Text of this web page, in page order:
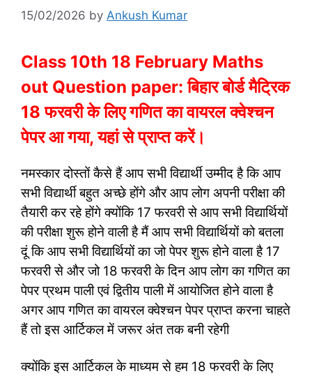
15/02/2026 by Ankush Kumar
Class 10th 18 February Maths
out Question paper: बिहार बोर्ड मैट्रिक
18 फरवरी के लिए गणित का वायरल क्वेश्चन
पेपर आ गया, यहां से प्राप्त करें।
नमस्कार दोस्तों कैसे हैं आप सभी विद्यार्थी उम्मीद है कि आप
सभी विद्यार्थी बहुत अच्छे होंगे और आप लोग अपनी परीक्षा की
तैयारी कर रहे होंगे क्योंकि 17 फरवरी से आप सभी विद्यार्थियों
की परीक्षा शुरू होने वाली है मैं आप सभी विद्यार्थियों को बतला
दूं कि आप सभी विद्यार्थियों का जो पेपर शुरू होने वाला है 17
फरवरी से और जो 18 फरवरी के दिन आप लोग का गणित का
पेपर प्रथम पाली एवं द्वितीय पाली में आयोजित होने वाला है
अगर आप गणित का वायरल क्वेश्चन पेपर प्राप्त करना चाहते
हैं तो इस आर्टिकल में जरूर अंत तक बनी रहेगी
क्योंकि इस आर्टिकल के माध्यम से हम 18 फरवरी के लिए